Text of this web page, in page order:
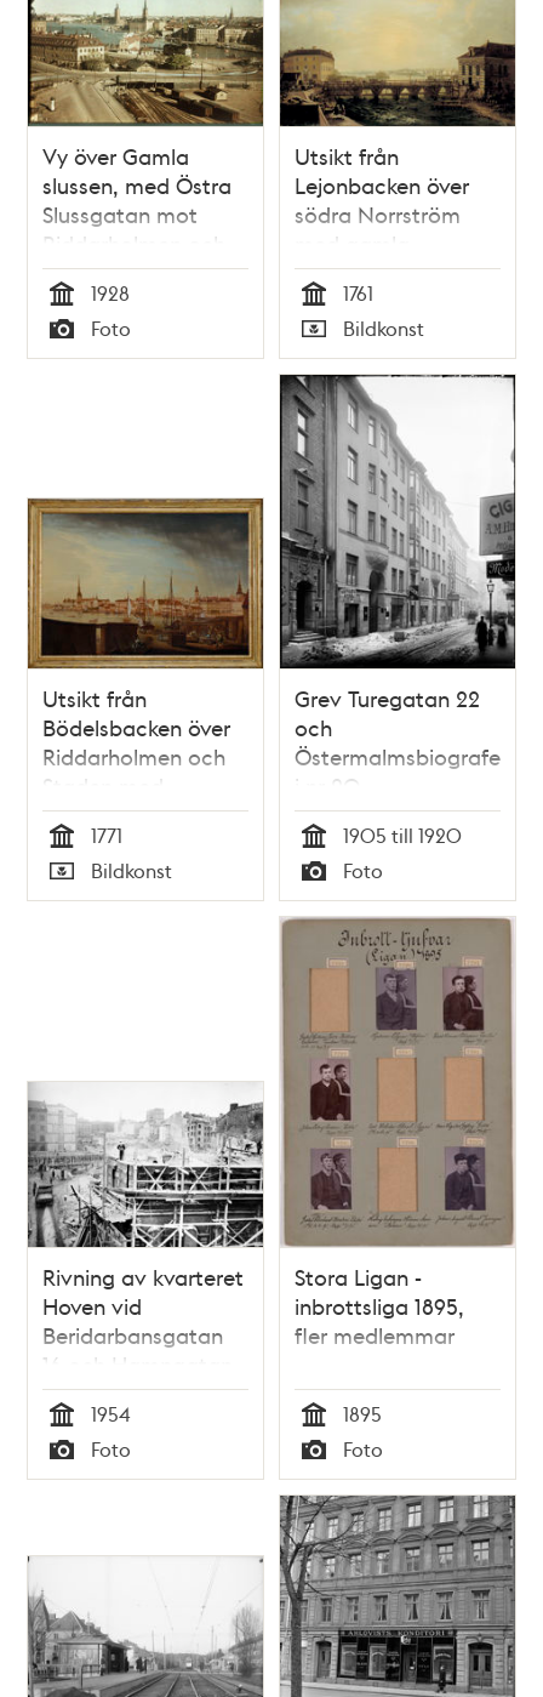
Vy över Gamla
slussen, med Östra
Slussgatan mot
Riddarholmen och
Kornhamnstorg
1928. Restaurant
Pelikan till vänster
Tid
1928
Typ
Foto
Utsikt från
Lejonbacken över
södra Norrström
med gamla
Norrbro, Kungl.
Myntet och Kungl.
Stallet
Tid
1761
Typ
Bildkonst
Utsikt från
Bödelsbacken över
Riddarholmen och
Staden med
Storkyrkan och
Tyska kyrkan
Tid
1771
Typ
Bildkonst
Grev Turegatan 22
och
Östermalmsbiografen
i nr 20
Tid
1905 till 1920
Typ
Foto
Rivning av kvarteret
Hoven vid
Beridarbansgatan
16 och Hamngatan
38
Tid
1954
Typ
Foto
Stora Ligan -
inbrottsliga 1895,
fler medlemmar
Tid
1895
Typ
Foto